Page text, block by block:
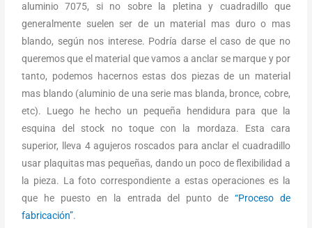
aluminio 7075, si no sobre la pletina y cuadradillo que
generalmente suelen ser de un material mas duro o mas
blando, según nos interese. Podría darse el caso de que no
queremos que el material que vamos a anclar se marque y por
tanto, podemos hacernos estas dos piezas de un material
mas blando (aluminio de una serie mas blanda, bronce, cobre,
etc). Luego he hecho un pequeña hendidura para que la
esquina del stock no toque con la mordaza. Esta cara
superior, lleva 4 agujeros roscados para anclar el cuadradillo
usar plaquitas mas pequeñas, dando un poco de flexibilidad a
la pieza. La foto correspondiente a estas operaciones es la
que he puesto en la entrada del punto de“Proceso de
fabricación”.